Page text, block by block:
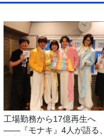
工場勤務から17億再生へ
——『モナキ』4人が語る、